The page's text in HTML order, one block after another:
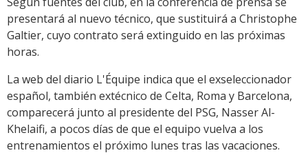
presentará al nuevo técnico, que sustituirá a Christophe
Galtier, cuyo contrato será extinguido en las próximas
horas.
La web del diario L'Équipe indica que el exseleccionador
español, también extécnico de Celta, Roma y Barcelona,
comparecerá junto al presidente del PSG, Nasser Al-
Khelaifi, a pocos días de que el equipo vuelva a los
entrenamientos el próximo lunes tras las vacaciones.